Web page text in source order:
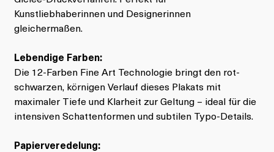
Kunstliebhaberinnen und Designerinnen
gleichermaßen.
Lebendige Farben:
Die 12-Farben Fine Art Technologie bringt den rot-
schwarzen, körnigen Verlauf dieses Plakats mit
maximaler Tiefe und Klarheit zur Geltung – ideal für die
intensiven Schattenformen und subtilen Typo-Details.
Papierveredelung: